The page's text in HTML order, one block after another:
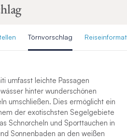
Törnvorschlag
umfasst leichte Passagen
hinter wunderschönen
umschließen. Dies ermöglicht ein
der exotischsten Segelgebiete
Schnorcheln und Sporttauchen in
Sonnenbaden an den weißen